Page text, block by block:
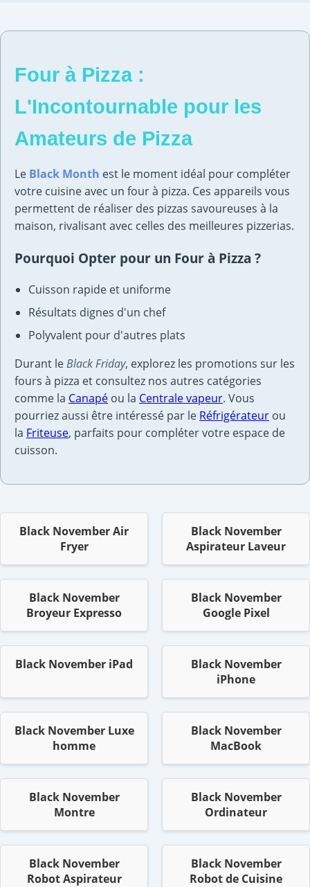
Four à Pizza :
L'Incontournable pour les
Amateurs de Pizza
Le Black Month est le moment idéal pour compléter
votre cuisine avec un four à pizza. Ces appareils vous
permettent de réaliser des pizzas savoureuses à la
maison, rivalisant avec celles des meilleures pizzerias.
Pourquoi Opter pour un Four à Pizza ?
Cuisson rapide et uniforme
Résultats dignes d'un chef
Polyvalent pour d'autres plats
Durant leBlack Friday, explorez les promotions sur les
fours à pizza et consultez nos autres catégories
comme la Canapé ou la Centrale vapeur. Vous
pourriez aussi être intéressé par le Réfrigérateur ou
la Friteuse, parfaits pour compléter votre espace de
cuisson.
Black November Air
Fryer
Black November
Aspirateur Laveur
Black November
Broyeur Expresso
Black November
Google Pixel
Black November iPad
Black November
iPhone
Black November Luxe
homme
Black November
MacBook
Black November
Montre
Black November
Ordinateur
Black November
Robot Aspirateur
Black November
Robot de Cuisine